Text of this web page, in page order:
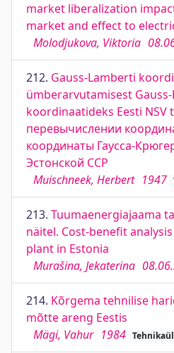
market liberalization
market and effect to
Molodjukova, Viktoria
212. Gauss-Lamberti
ümberarvutamisest
koordinaatideks Eesti
перевычислении
координаты Гаусса-
Эстонской ССР
Muischneek, Herbert 1947
213. Tuumaenergiajaama
näitel. Cost-benefit
plant in Estonia
Murašina, Jekaterina
214. Kõrgema tehnilise
mõtte areng Eestis
Mägi, Vahur 1984